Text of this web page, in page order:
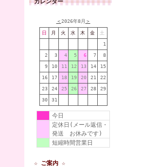
カレンダー
＜2026年8月 ＞
日 月 火 水 木 金 土
1
2 3 4 5 6 7 8
9 10 11 12 13 14 15
16 17 18 19 20 21 22
23 24 25 26 27 28 29
30 31
今日
定休日(メール返信・
発送 お休みです)
短縮時間営業日
☆ ご案内 ☆